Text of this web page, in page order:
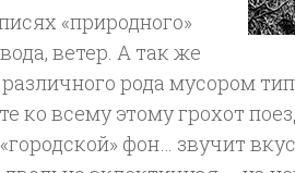
«природного»
ветер. А так же
рода мусором
ко всему этому грохот
фон… звучит